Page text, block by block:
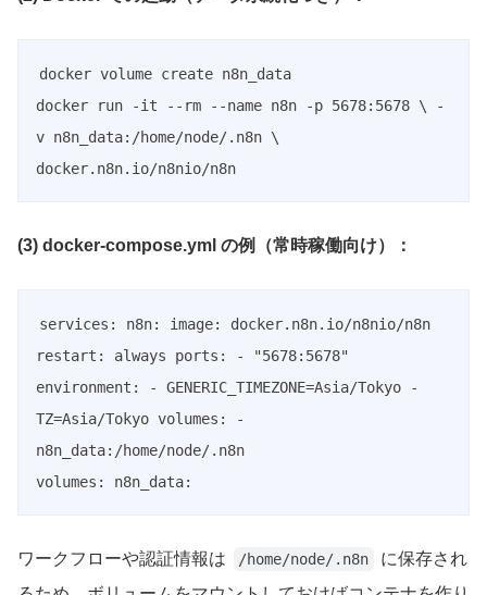
docker volume create n8n_data
docker run -it --rm --name n8n -p 5678:5678 \ -
v n8n_data:/home/node/.n8n \
docker.n8n.io/n8nio/n8n
(3) docker-compose.yml の例（常時稼働向け）：
services: n8n: image: docker.n8n.io/n8nio/n8n
restart: always ports: - "5678:5678"
environment: - GENERIC_TIMEZONE=Asia/Tokyo -
TZ=Asia/Tokyo volumes: -
n8n_data:/home/node/.n8n
volumes: n8n_data:
ワークフローや認証情報は /home/node/.n8n
に保存され